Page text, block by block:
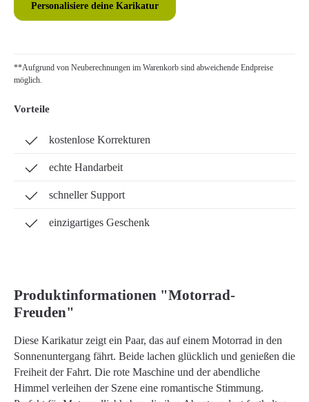
Personalisiere deine Karikatur
**Aufgrund von Neuberechnungen im Warenkorb sind abweichende Endpreise
möglich.
Vorteile
kostenlose Korrekturen
echte Handarbeit
schneller Support
einzigartiges Geschenk
Produktinformationen "Motorrad-
Freuden"
Diese Karikatur zeigt ein Paar, das auf einem Motorrad in den
Sonnenuntergang fährt. Beide lachen glücklich und genießen die
Freiheit der Fahrt. Die rote Maschine und der abendliche
Himmel verleihen der Szene eine romantische Stimmung.